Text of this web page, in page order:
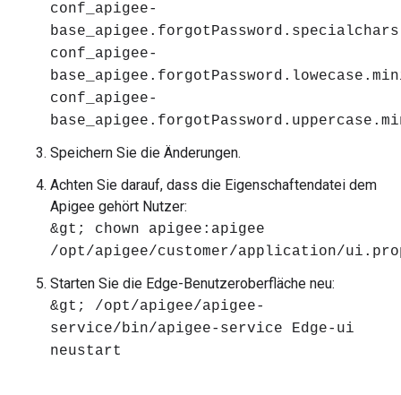
conf_apigee-
conf_apigee-
conf_apigee-
Speichern Sie die Änderungen.
Achten Sie darauf, dass die Eigenschaftendatei dem
Apigee gehört Nutzer:
&gt; chown apigee:apigee
/opt/apigee/customer/application/
Starten Sie die Edge-Benutzeroberfläche neu:
&gt; /opt/apigee/apigee-
service/bin/apigee-service Edge-ui
neustart